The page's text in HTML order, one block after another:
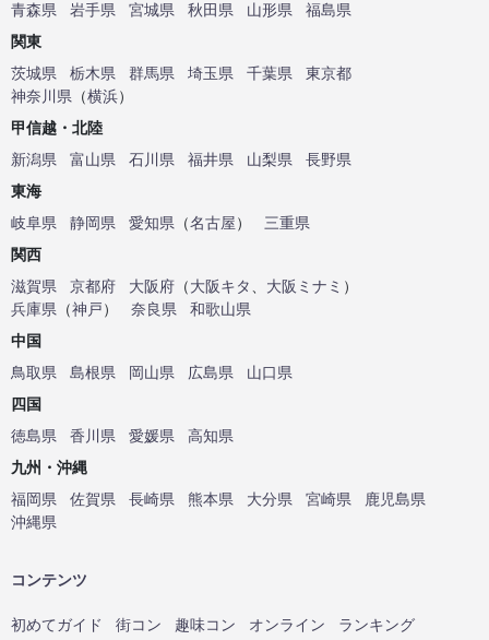
青森県
岩手県 宮城県 秋田県 山形県
福島県
関東
茨城県
栃木県 群馬県 埼玉県 千葉県
東京都
神奈川県 （横浜）
甲信越・北陸
新潟県
富山県 石川県 福井県 山梨県
長野県
東海
岐阜県
静岡県 愛知県 （名古屋）
三重県
関西
滋賀県
京都府 大阪府 （大阪キタ 大阪ミナミ ）
兵庫県 （神戸） 奈良県
和歌山県
中国
鳥取県
島根県 岡山県 広島県
山口県
四国
徳島県
香川県 愛媛県
高知県
九州・沖縄
福岡県
佐賀県 長崎県 熊本県 大分県 宮崎県
鹿児島県
沖縄県
コンテンツ
初めてガイド 街コン 趣味コン オンライン ランキング